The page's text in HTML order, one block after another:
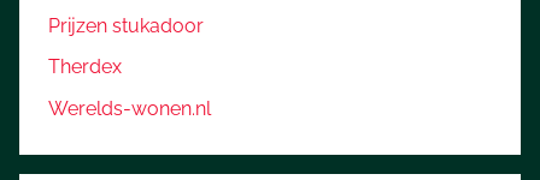
Prijzen stukadoor
Therdex
Werelds-wonen.nl